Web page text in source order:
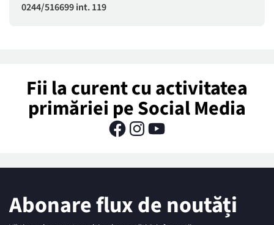
0244/516699 int. 119
Fii la curent cu activitatea
primăriei pe Social Media
Abonare flux de noutăți